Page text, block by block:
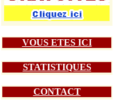
VOUS ETES ICI
STATISTIQUES
CONTACT